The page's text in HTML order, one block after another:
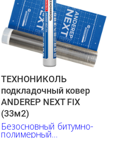
ТЕХНОНИКОЛЬ
подкладочный ковер
ANDEREP NEXT FIX
(33м2)
Безосновный битумно-
полимерный